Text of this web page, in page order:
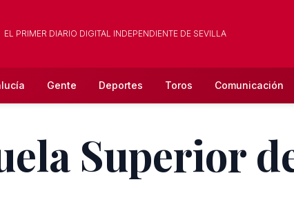
EL PRIMER DIARIO DIGITAL INDEPENDIENTE DE SEVILLA
Gente Deportes Toros Comunicación
Superior